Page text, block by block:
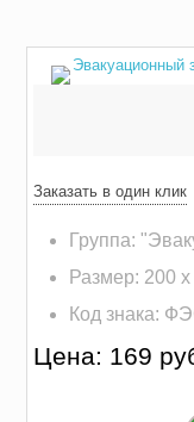
Заказать в один клик
Группа:
Размер: 200
Код знака:
Цена: 169